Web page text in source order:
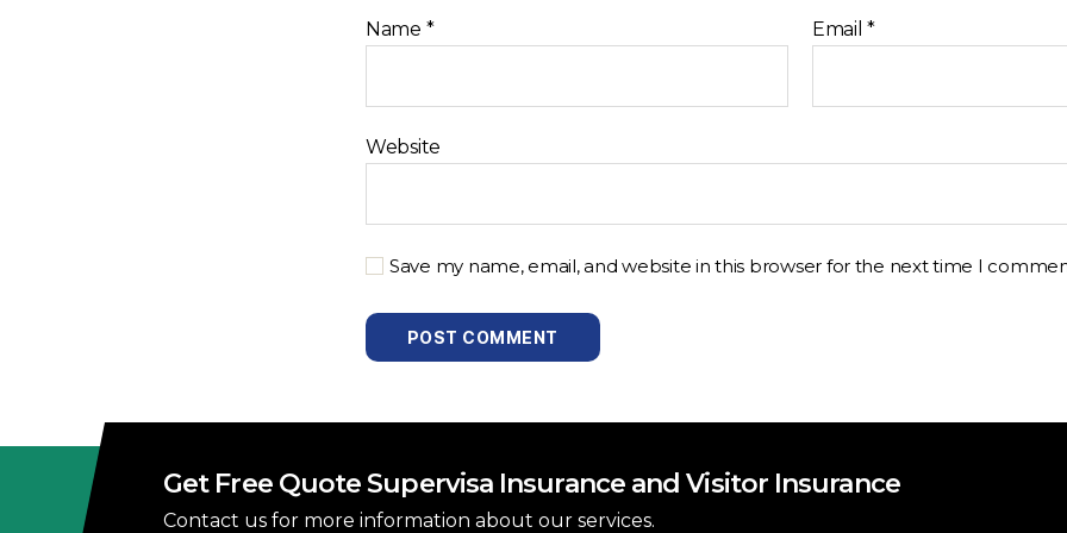
Name * Email*
Website
Save my name, email, and website in this browser for the next time I
Get Free Quote Supervisa Insurance and Visitor Insurance
Contact us for more information about our services.